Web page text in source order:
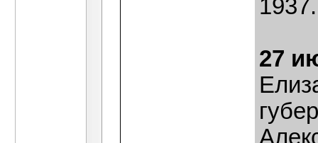
1937.
27